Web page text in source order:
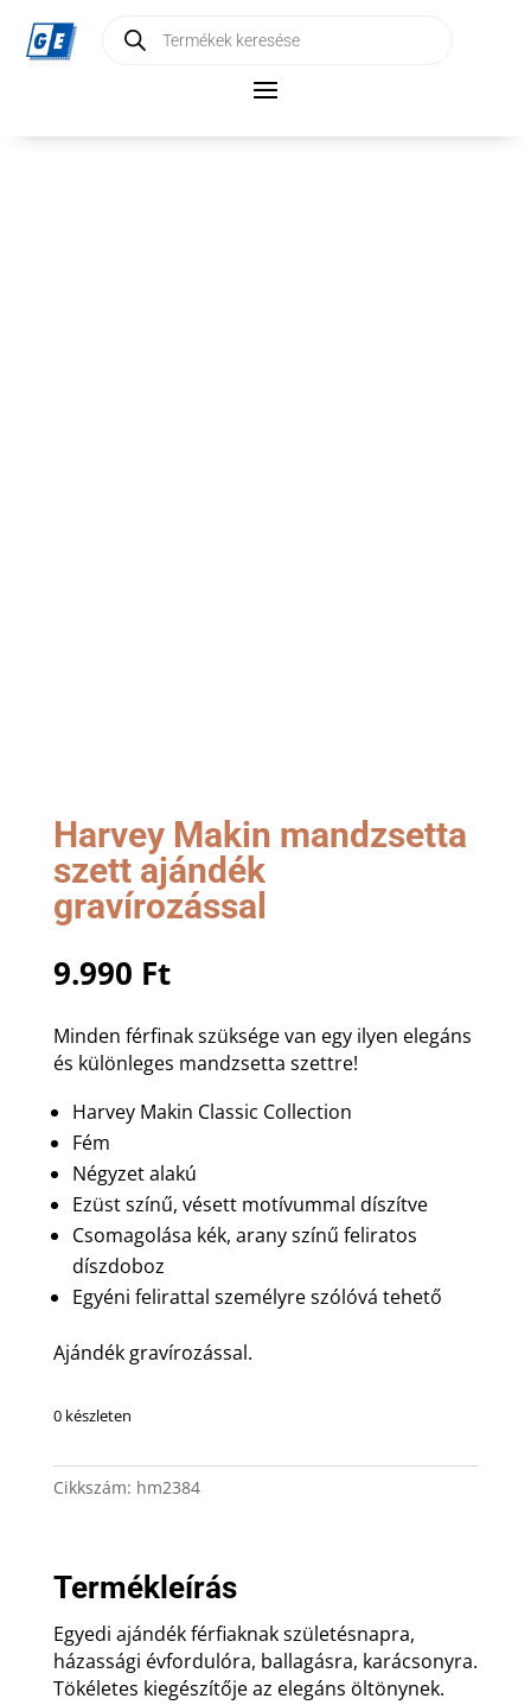
search
Harvey Makin mandzsetta
szett ajándék
gravírozással
9.990 Ft
Minden férfinak szüksége van egy ilyen elegáns
és különleges mandzsetta szettre!
Harvey Makin Classic Collection
Fém
Négyzet alakú
Ezüst színű, vésett motívummal díszítve
Csomagolása kék, arany színű feliratos
díszdoboz
Egyéni felirattal személyre szólóvá tehető
Ajándék gravírozással.
0 készleten
Cikkszám: hm2384
Termékleírás
Egyedi ajándék férfiaknak születésnapra,
házassági évfordulóra, ballagásra, karácsonyra.
Tökéletes kiegészítője az elegáns öltönynek.